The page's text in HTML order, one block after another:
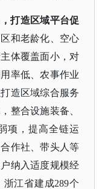
，打造区域平台促
和老龄化、空心
体覆盖面小，对
率低、农事作业
造区域综合服务
整合设施装备、
项，提高全链运
作社、带头人等
纳入适度规模经
浙江省建成289个